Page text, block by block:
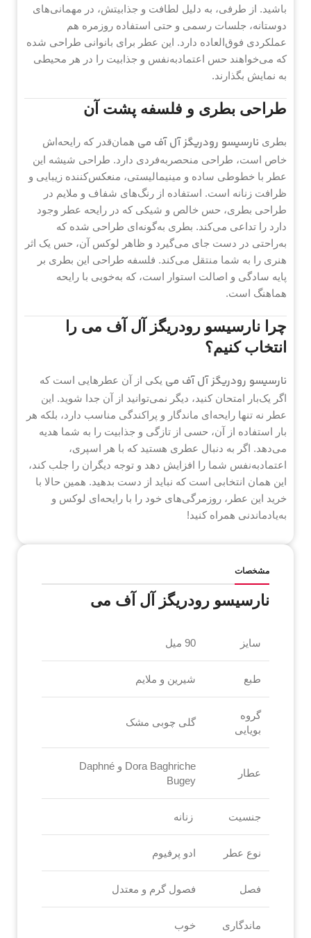
باشید. از طرفی، به دلیل لطافت و جذابیتش، در مهمانی‌های
دوستانه، جلسات رسمی و حتی استفاده روزمره هم
عملکردی فوق‌العاده دارد. این عطر برای بانوانی طراحی شده
که می‌خواهند حس اعتمادبه‌نفس و جذابیت را در هر محیطی
به نمایش بگذارند.
طراحی بطری و فلسفه پشت آن
بطری نارسیسو رودریگز آل آف می همان‌قدر که رایحه‌اش
خاص است، طراحی منحصربه‌فردی دارد. طراحی شیشه این
عطر با خطوطی ساده و مینیمالیستی، منعکس‌کننده زیبایی و
ظرافت زنانه است. استفاده از رنگ‌های شفاف و ملایم در
طراحی بطری، حس خالص و شیکی که در رایحه عطر وجود
دارد را تداعی می‌کند. بطری به‌گونه‌ای طراحی شده که
به‌راحتی در دست جای می‌گیرد و ظاهر لوکس آن، حس یک اثر
هنری را به شما منتقل می‌کند. فلسفه طراحی این بطری بر
پایه سادگی و اصالت استوار است، که به‌خوبی با رایحه
هماهنگ است.
چرا نارسیسو رودریگز آل آف می را
انتخاب کنیم؟
نارسیسو رودریگز آل آف می یکی از آن عطرهایی است که
اگر یک‌بار امتحان کنید، دیگر نمی‌توانید از آن جدا شوید. این
عطر نه تنها رایحه‌ای ماندگار و پراکندگی مناسب دارد، بلکه هر
بار استفاده از آن، حسی از تازگی و جذابیت را به شما هدیه
می‌دهد. اگر به دنبال عطری هستید که با هر اسپری،
اعتمادبه‌نفس شما را افزایش دهد و توجه دیگران را جلب کند،
این همان انتخابی است که نباید از دست بدهید. همین حالا با
خرید این عطر، روزمرگی‌های خود را با رایحه‌ای لوکس و
به‌یادماندنی همراه کنید!
مشخصات
نارسیسو رودریگز آل آف می
سایز 90 میل
طبع شیرین و ملایم
گروه
بویایی
گلی چوبی مشک
عطار
Dora Baghriche و Daphné
Bugey
جنسیت زنانه
نوع عطر ادو پرفیوم
فصل فصول گرم و معتدل
ماندگاری خوب